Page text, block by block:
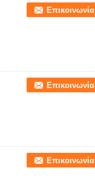
Επικοινωνία
Επικοινωνία
Επικοινωνία